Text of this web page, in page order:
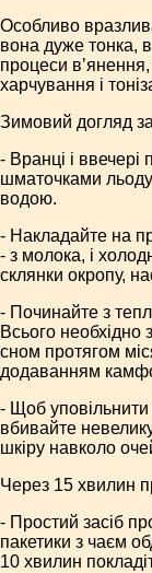
Особливо
вона дуже тонка,
процеси в’янення,
харчування і
Зимовий догляд
- Вранці і
шматочками
водою.
- Накладайте на
- з молока, і
склянки окропу,
- Починайте з
Всього необхідно
сном протягом
додаванням
- Щоб уповільнити
вбивайте невелику
шкіру навколо
Через 15 хвилин
- Простий засіб
пакетики з чаєм
10 хвилин